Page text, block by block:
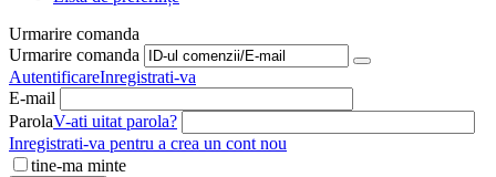
Urmarire comanda
Urmarire comanda
AutentificareInregistrati-va
E-mail
ParolaV-ati uitat parola?
Inregistrati-va pentru a crea un cont nou
tine-ma minte